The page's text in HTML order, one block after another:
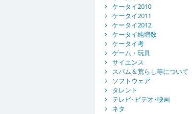
ケータイ2010
ケータイ2011
ケータイ2012
ケータイ純増数
ケータイ考
ゲーム・玩具
サイエンス
スパム＆荒らし等について
ソフトウェア
タレント
テレビ･ビデオ･映画
ネタ